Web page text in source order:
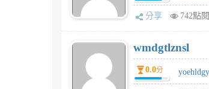
分享 742點閱
wmdgtlznsl
0.0分